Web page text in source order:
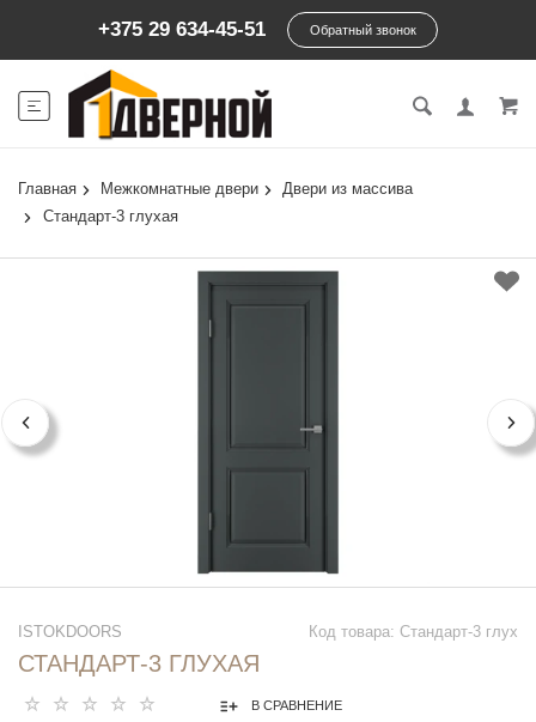
+375 29 634-45-51 Обратный звонок
Главная Межкомнатные двери
Двери из массива
Стандарт-3 глухая
Код товара: Стандарт-3 глух
ISTOKDOORS
СТАНДАРТ-3 ГЛУХАЯ
В СРАВНЕНИЕ